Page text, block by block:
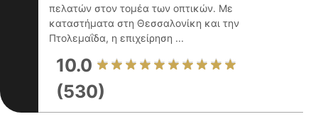
πελατών στον τομέα των οπτικών. Με
καταστήματα στη Θεσσαλονίκη και την
Πτολεμαΐδα, η επιχείρηση ...
10.0
(530)